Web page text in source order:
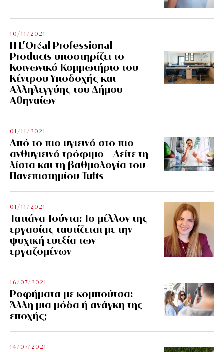
10/11/2021
Η L’Οréal Professional
Products υποστηρίζει το
Κοινωνικό Κομμωτήριο του
Κέντρου Υποδοχής και
Αλληλεγγύης του Δήμου
Αθηναίων
01/11/2021
Από το πιο υγιεινό στο πιο
ανθυγιεινό τρόφιμο – Δείτε τη
λίστα και τη βαθμολογία του
Πανεπιστημίου Tufts
01/11/2021
Τατιάνα Τούντα: Το μέλλον της
εργασίας ταυτίζεται με την
ψυχική ευεξία των
εργαζομένων
16/07/2021
Ροφήματα με κομπούτσα:
Άλλη μια μόδα ή ανάγκη της
εποχής;
14/07/2021